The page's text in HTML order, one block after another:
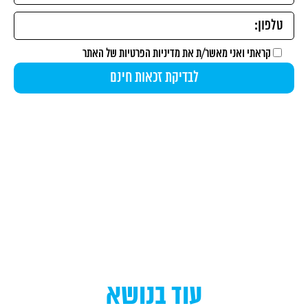
קראתי ואני מאשר/ת אתמדיניות הפרטיות של האתר
עוד בנושא